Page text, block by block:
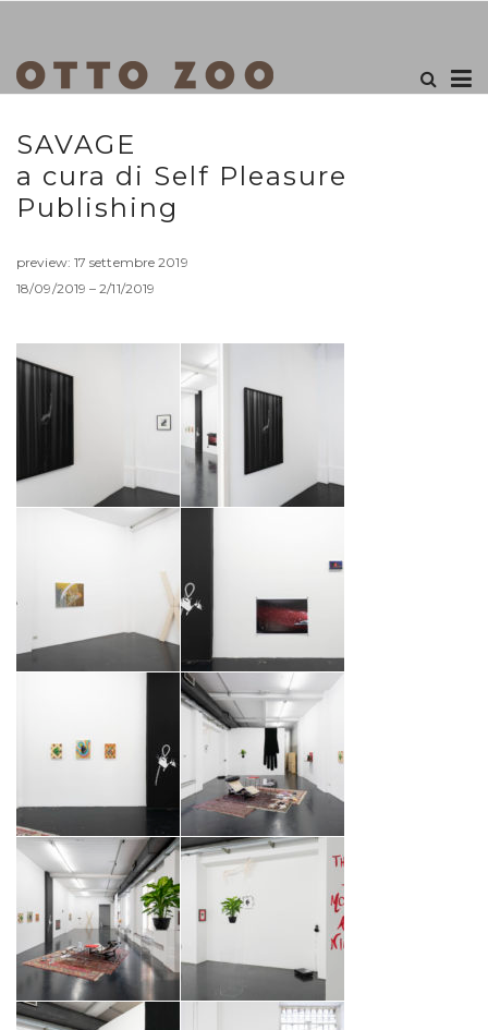
SAVAGE
a cura di Self Pleasure
Publishing
preview: 17 settembre 2019
18/09/2019 – 2/11/2019